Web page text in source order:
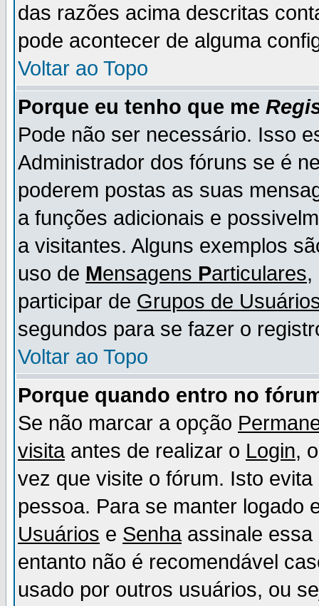
das razões acima descritas
pode acontecer de alguma
Voltar ao Topo
Porque eu tenho que me
Pode não ser necessário. Isso
Administrador dos fóruns se é
poderem postas as suas
a funções adicionais e
a visitantes. Alguns exemplos
uso de Mensagens Particulares,
participar de Grupos de
segundos para se fazer o
Voltar ao Topo
Porque quando entro no
Se não marcar a opção
visitaantes de realizar o Login,
vez que visite o fórum. Isto
pessoa. Para se manter
Usuários e Senhaassinale essa
entanto não é recomendável
usado por outros usuários, ou